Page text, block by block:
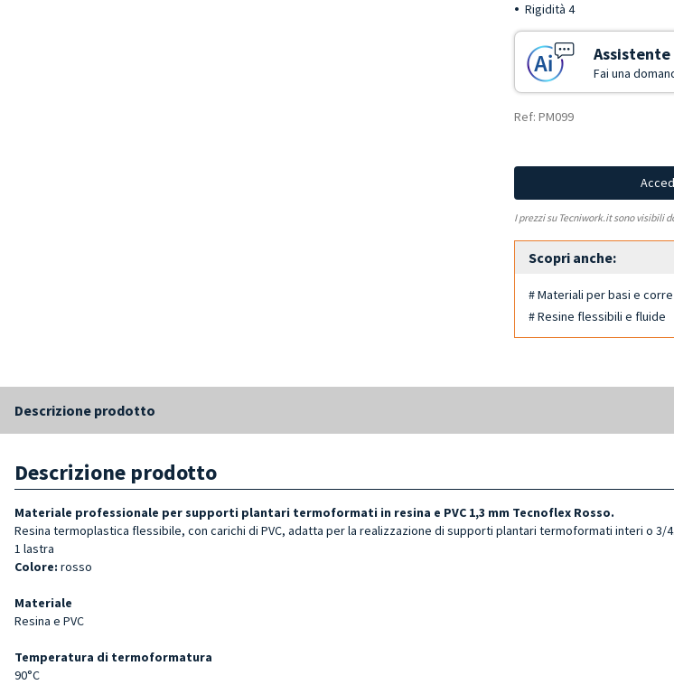
Rigidità 4
Fai una
Ref: PM099
I prezzi su Tecniwork.it sono visibili
Scopri anche:
# Materiali per basi e
# Resine flessibili e fluide
Descrizione prodotto
Descrizione prodotto
Materiale professionale per supporti plantari termoformati in resina e PVC 1,3 mm Tecnoflex Rosso.
Resina termoplastica flessibile, con carichi di PVC, adatta per la realizzazione di supporti plantari termoformati interi o 3/4.
1 lastra
Colore: rosso
Materiale
Resina e PVC
Temperatura di termoformatura
90°C